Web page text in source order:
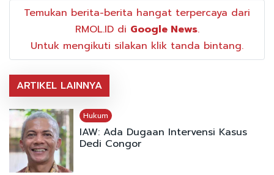
Temukan berita-berita hangat terpercaya dari
RMOL.ID di Google News.
Untuk mengikuti silakan klik tanda bintang.
ARTIKEL LAINNYA
Hukum
IAW: Ada Dugaan Intervensi Kasus
Dedi Congor